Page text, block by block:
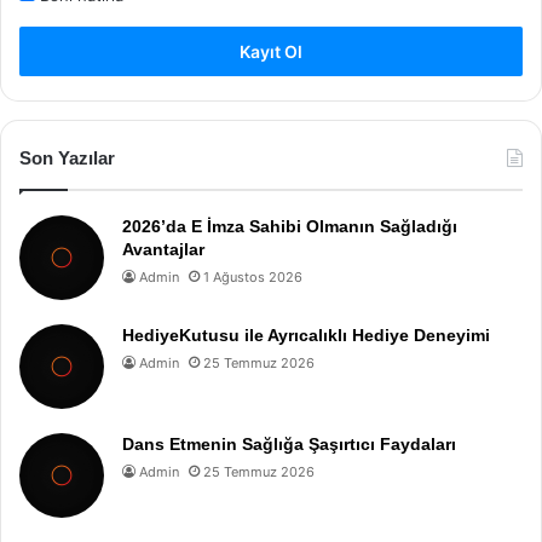
Kayıt Ol
Son Yazılar
2026’da E İmza Sahibi Olmanın Sağladığı
Avantajlar
Admin 1 Ağustos 2026
HediyeKutusu ile Ayrıcalıklı Hediye Deneyimi
Admin 25 Temmuz 2026
Dans Etmenin Sağlığa Şaşırtıcı Faydaları
Admin 25 Temmuz 2026